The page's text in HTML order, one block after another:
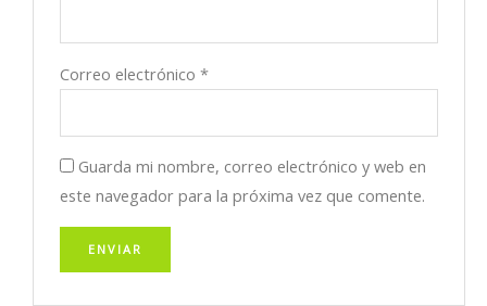
Correo electrónico*
Guarda mi nombre, correo electrónico y web en
este navegador para la próxima vez que comente.